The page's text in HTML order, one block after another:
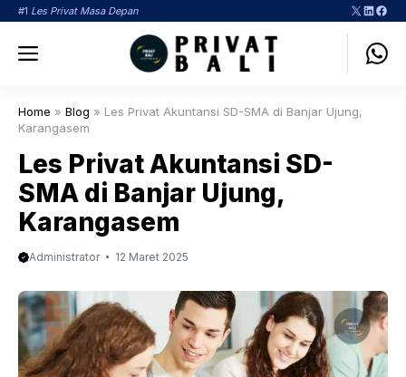
Langsung
#1 Les Privat Masa Depan X
Menu
Home » Blog » Les Privat Akuntansi SD-SMA di Banjar Ujung,
Karangasem
Les Privat Akuntansi SD-
SMA di Banjar Ujung,
Karangasem
Administrator 12 Maret 2025